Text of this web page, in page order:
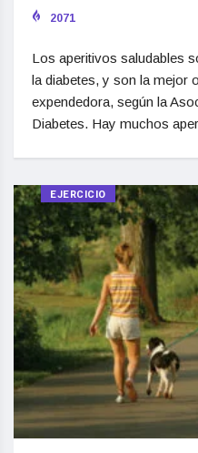
2071
Los aperitivos saludables
la diabetes, y son la mejor
expendedora, según la
Diabetes. Hay muchos
EJERCICIO